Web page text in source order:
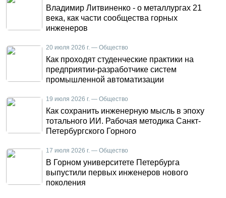
Владимир Литвиненко - о металлургах 21
века, как части сообщества горных
инженеров
20 июля 2026 г. — Общество
Как проходят студенческие практики на
предприятии-разработчике систем
промышленной автоматизации
19 июля 2026 г. — Общество
Как сохранить инженерную мысль в эпоху
тотального ИИ. Рабочая методика Санкт-
Петербургского Горного
17 июля 2026 г. — Общество
В Горном университете Петербурга
выпустили первых инженеров нового
поколения